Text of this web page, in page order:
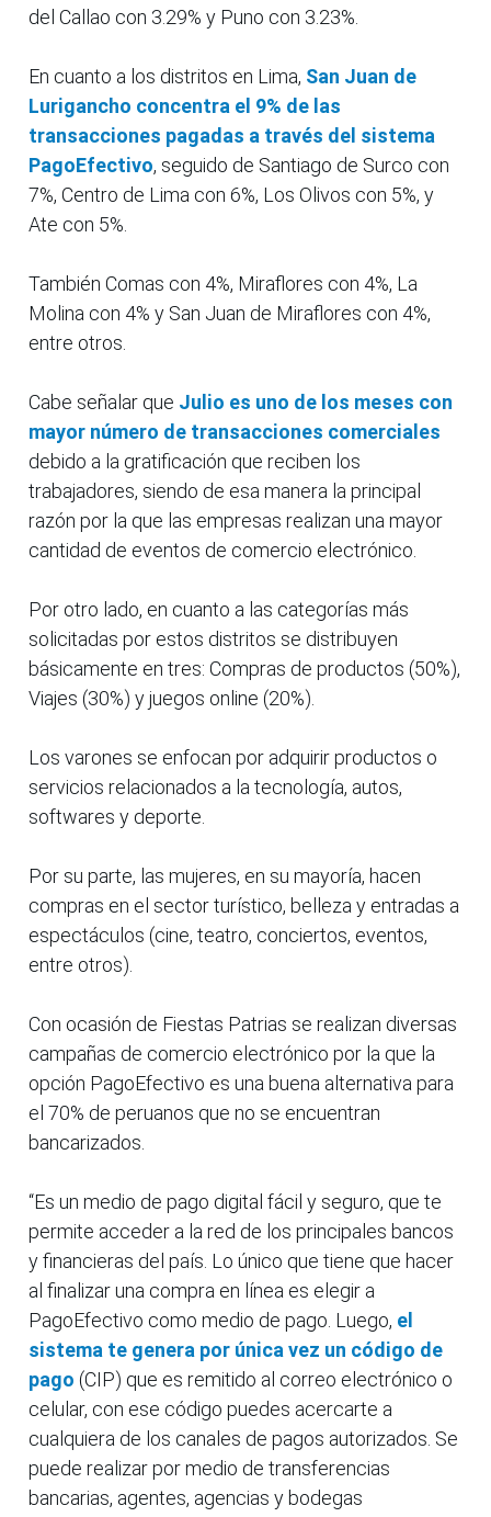
del Callao con 3.29% y Puno con 3.23%.
En cuanto a los distritos en Lima, San Juan de
Lurigancho concentra el 9% de las
transacciones pagadas a través del sistema
PagoEfectivo, seguido de Santiago de Surco con
7%, Centro de Lima con 6%, Los Olivos con 5%, y
Ate con 5%.
También Comas con 4%, Miraflores con 4%, La
Molina con 4% y San Juan de Miraflores con 4%,
entre otros.
Cabe señalar que Julio es uno de los meses con
mayor número de transacciones comerciales
debido a la gratificación que reciben los
trabajadores, siendo de esa manera la principal
razón por la que las empresas realizan una mayor
cantidad de eventos de comercio electrónico.
Por otro lado, en cuanto a las categorías más
solicitadas por estos distritos se distribuyen
básicamente en tres: Compras de productos (50%),
Viajes (30%) y juegos online (20%).
Los varones se enfocan por adquirir productos o
servicios relacionados a la tecnología, autos,
softwares y deporte.
Por su parte, las mujeres, en su mayoría, hacen
compras en el sector turístico, belleza y entradas a
espectáculos (cine, teatro, conciertos, eventos,
entre otros).
Con ocasión de Fiestas Patrias se realizan diversas
campañas de comercio electrónico por la que la
opción PagoEfectivo es una buena alternativa para
el 70% de peruanos que no se encuentran
bancarizados.
“Es un medio de pago digital fácil y seguro, que te
permite acceder a la red de los principales bancos
y financieras del país. Lo único que tiene que hacer
al finalizar una compra en línea es elegir a
PagoEfectivo como medio de pago. Luego, el
sistema te genera por única vez un código de
pago (CIP) que es remitido al correo electrónico o
celular, con ese código puedes acercarte a
cualquiera de los canales de pagos autorizados. Se
puede realizar por medio de transferencias
bancarias, agentes, agencias y bodegas